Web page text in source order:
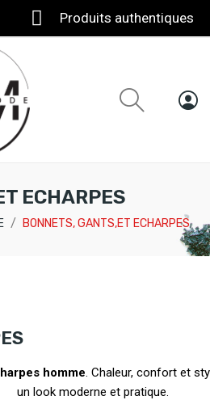
Produits authentiques
ECHARPES
BONNETS, GANTS,ET ECHARPES
homme . Chaleur, confort et
un look moderne et pratique.